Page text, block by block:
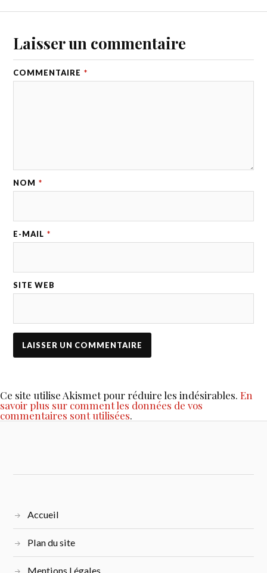
Laisser un commentaire
COMMENTAIRE *
NOM *
E-MAIL *
SITE WEB
Ce site utilise Akismet pour réduire les indésirables. En
savoir plus sur comment les données de vos
commentaires sont utilisées.
Accueil
Plan du site
Mentions Légales